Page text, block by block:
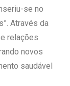
se no
Através da
relações
novos
saudável